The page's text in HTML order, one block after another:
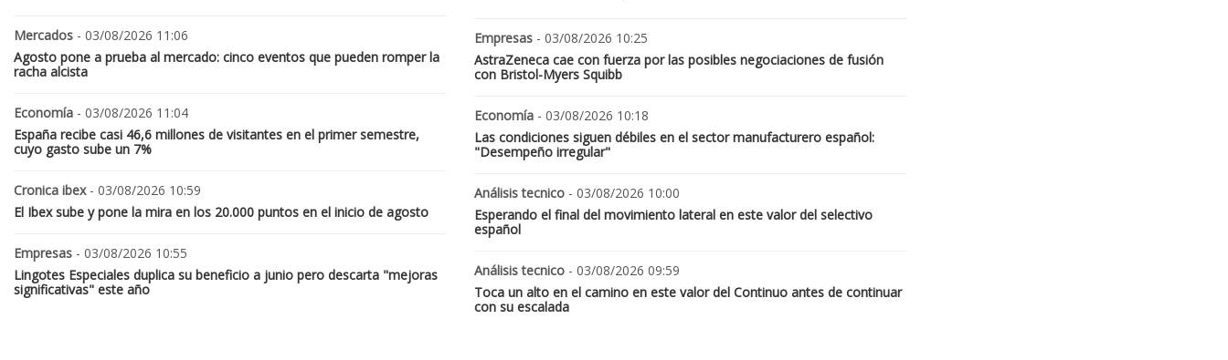
Mercados - 03/08/2026 11:06
Agosto pone a prueba al mercado: cinco eventos que pueden romper la
racha alcista
Economía - 03/08/2026 11:04
España recibe casi 46,6 millones de visitantes en el primer semestre,
cuyo gasto sube un 7%
Cronica ibex- 03/08/2026 10:59
El Ibex sube y pone la mira en los 20.000 puntos en el inicio de agosto
Empresas - 03/08/2026 10:55
Lingotes Especiales duplica su beneficio a junio pero descarta "mejoras
significativas" este año
Empresas - 03/08/2026 10:25
AstraZeneca cae con fuerza por las posibles negociaciones de fusión
con Bristol-Myers Squibb
Economía - 03/08/2026 10:18
Las condiciones siguen débiles en el sector manufacturero español:
"Desempeño irregular"
Análisis tecnico - 03/08/2026 10:00
Esperando el final del movimiento lateral en este valor del selectivo
español
Análisis tecnico - 03/08/2026 09:59
Toca un alto en el camino en este valor del Continuo antes de continuar
con su escalada